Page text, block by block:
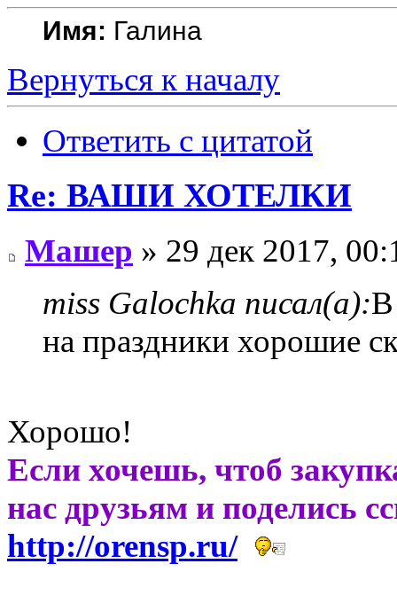
Имя: Галина
Вернуться к началу
Ответить с цитатой
Re: ВАШИ ХОТЕЛКИ
Машер » 29 дек 2017,
miss Galochka писал(а):В
на праздники хорошие
Хорошо!
Если хочешь, чтоб
нас друзьям и поделись
http://orensp.ru/